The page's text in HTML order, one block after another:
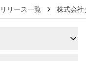
リース一覧 株式会社